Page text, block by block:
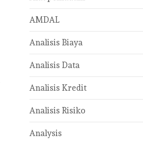
AMDAL
Analisis Biaya
Analisis Data
Analisis Kredit
Analisis Risiko
Analysis